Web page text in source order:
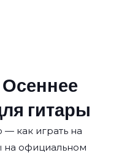
гитары
как играть на
на официальном